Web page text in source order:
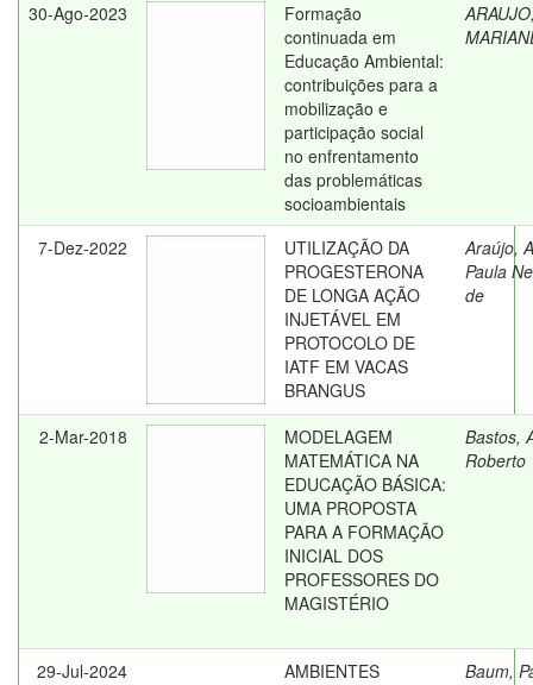
30-Ago-2023
Formação
continuada em
Educação Ambiental:
contribuições para a
mobilização e
participação social
no enfrentamento
das problemáticas
socioambientais
7-Dez-2022
UTILIZAÇÃO DA
PROGESTERONA
DE LONGA AÇÃO
INJETÁVEL EM
PROTOCOLO DE
IATF EM VACAS
BRANGUS
Araújo,
Paula
de
2-Mar-2018
MODELAGEM
MATEMÁTICA NA
EDUCAÇÃO BÁSICA:
UMA PROPOSTA
PARA A FORMAÇÃO
INICIAL DOS
PROFESSORES DO
MAGISTÉRIO
Bastos,
Roberto
29-Jul-2024
AMBIENTES
Baum,